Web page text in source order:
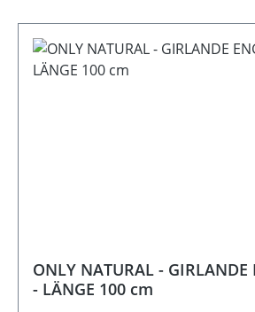
ONLY NATURAL - GIRLANDE
- LÄNGE 100 cm